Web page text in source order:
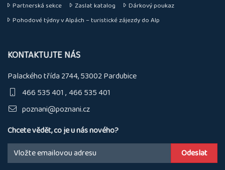
Partnerská sekce
Zaslat katalog
Dárkový poukaz
Pohodové týdny v Alpách – turistické zájezdy do Alp
KONTAKTUJTE NÁS
Palackého třída 2744, 53002 Pardubice
466 535 401 466 535 401
poznani@poznani.cz
Chcete vědět, co je u nás nového?
Email: